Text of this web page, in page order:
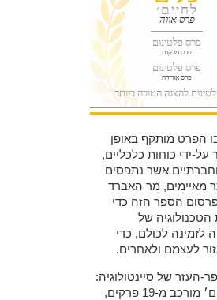
לחיים׳
פרס אווה
פרס פלטינום
פרס מרקום
פרס פלטינום
פרס אורורה
להצגה הטובה ביותר
הפרט מותקף באופן
על-ידי כוחות כלכליים,
וחברתיים אשר נתפסים
מאיימים, מר האברד
הספר הזה כדי
של
לזמינה לכולם, כדי
לעצמם ולאחרים.
העזר של סיינטולוגיה:
כלים לחיים׳ מורכב מ-19 פרקים,